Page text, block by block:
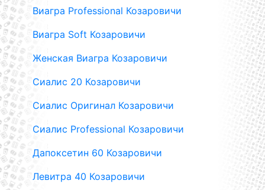
Виагра Professional Козаровичи
Виагра Soft Козаровичи
Женская Виагра Козаровичи
Сиалис 20 Козаровичи
Сиалис Оригинал Козаровичи
Сиалис Professional Козаровичи
Дапоксетин 60 Козаровичи
Левитра 40 Козаровичи